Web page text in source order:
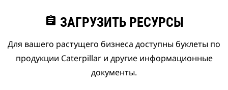
assignment ЗАГРУЗИТЬ РЕСУРСЫ
Для вашего растущего бизнеса доступны буклеты по
продукции Caterpillar и другие информационные
документы.